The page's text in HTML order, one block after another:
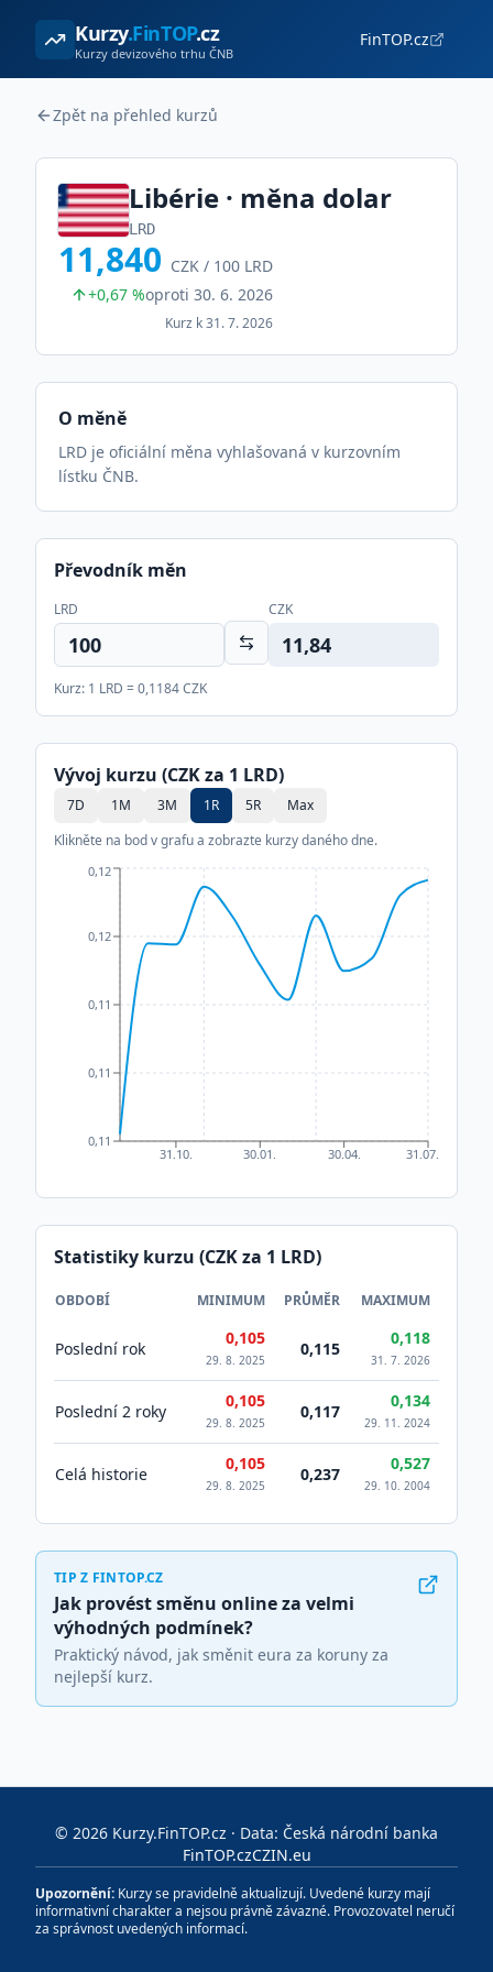
Kurzy.FinTOP.cz
Kurzy devizového trhu ČNB
FinTOP.cz
Zpět na přehled kurzů
Libérie · měna dolar
LRD
11,840 CZK / 100 LRD
+0,67 %oproti 30. 6. 2026
Kurz k31. 7. 2026
O měně
LRD je oficiální měna vyhlašovaná v kurzovním
lístku ČNB.
Převodník měn
LRD CZK
11,84
Kurz: 1 LRD =0,1184CZK
Vývoj kurzu (CZK za 1 LRD)
7D 1M 3M 1R 5R
Max
Klikněte na bod v grafu a zobrazte kurzy daného dne.
31.10. 30.01. 30.04. 31.07.
0,11
0,11
0,11
0,12
0,12
Statistiky kurzu (CZK za 1 LRD)
OBDOBÍ MINIMUM PRŮMĚR MAXIMUM
Poslední rok
0,105
29. 8. 2025
0,115
0,118
31. 7. 2026
Poslední 2 roky
0,105
29. 8. 2025
0,117
0,134
29. 11. 2024
Celá historie
0,105
29. 8. 2025
0,237
0,527
29. 10. 2004
TIP Z FINTOP.CZ
Jak provést směnu online za velmi
výhodných podmínek?
Praktický návod, jak směnit eura za koruny za
nejlepší kurz.
© 2026 Kurzy.FinTOP.cz · Data: Česká národní banka
FinTOP.czCZIN.eu
Upozornění: Kurzy se pravidelně aktualizují. Uvedené kurzy mají
informativní charakter a nejsou právně závazné. Provozovatel neručí
za správnost uvedených informací.